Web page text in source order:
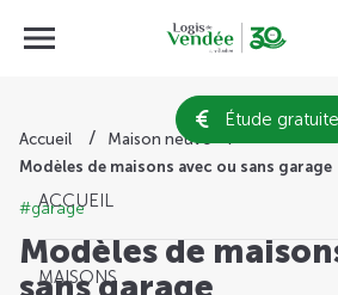
Étude gratuite
ACCUEIL
MAISONS
Accueil
Maison neuve
Modèles de maisons avec ou sans garage
#garage
Modèles de